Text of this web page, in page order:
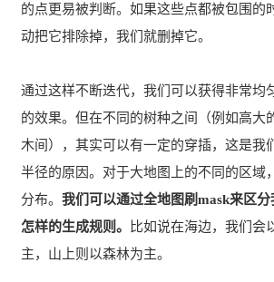
的点更易被判断。如果这些点都被包围的
动把它排除掉，我们就删掉它。
通过这样不断迭代，我们可以获得非常均
的效果。但在不同的树种之间（例如高大
木间），其实可以有一定的穿插，这是我
半径的原因。对于大地图上的不同的区域
分布。 我们可以通过全地图刷mask来区
怎样的生成规则。
比如说在海边，我们会
主，山上则以森林为主。